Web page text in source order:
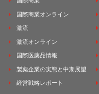
国際商業オンライン
激流
激流オンライン
国際医薬品情報
製薬企業の実態と中期展望
経営戦略レポート